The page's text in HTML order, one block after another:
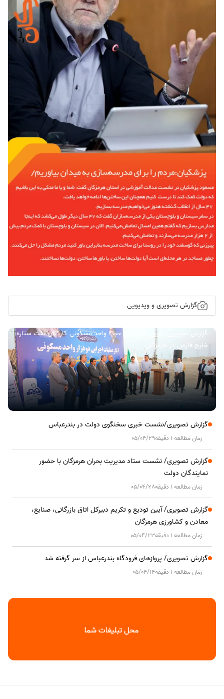
گزارش تصویری و ویدیویی
گزارش تصویری/ آیین کلنگ زنی ۲۰۰۰ واحد مسکونی کارکنان نفت ستاره
خلیج فارس در هرمزگان
گزارش تصویری/نشست خبری سخنگوی دولت در بندرعباس
زمان مطالعه 1 دقیقه 05/04/29
گزارش تصویری/ نشست ستاد مدیریت بحران هرمزگان با حضور
نمایندگان دولت
زمان مطالعه 1 دقیقه 05/04/28
گزارش تصویری/ آیین تودیع و تکریم دبیرکل اتاق بازرگانی، صنایع،
معادن و کشاورزی هرمزگان
زمان مطالعه 1 دقیقه 05/04/23
گزارش تصویری/ پروازهای فرودگاه بندرعباس از سر گرفته شد
زمان مطالعه 1 دقیقه 05/04/14